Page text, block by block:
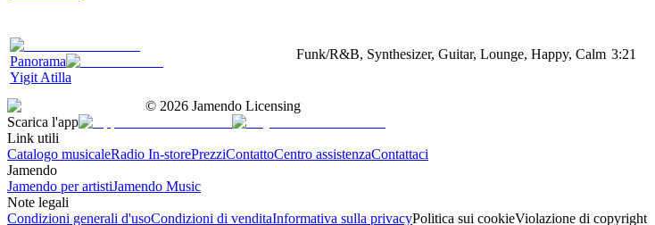
Panorama
Yigit Atilla
Funk/R&B, Synthesizer, Guitar, Lounge, Happy, Calm 3:21
© 2026 Jamendo Licensing
Scarica l'app
Link utili
Catalogo musicaleRadio In-storePrezziContattoCentro assistenzaContattaci
Jamendo
Jamendo per artistiJamendo Music
Note legali
Condizioni generali d'usoCondizioni di venditaInformativa sulla privacyPolitica sui cookieViolazione di copyright